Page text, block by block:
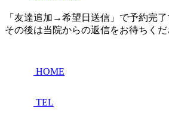
「友達追加→希望日送信」で予約完了
その後は当院からの返信をお待ちくだ
HOME
TEL